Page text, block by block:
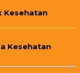
Kesehatan
Kesehatan